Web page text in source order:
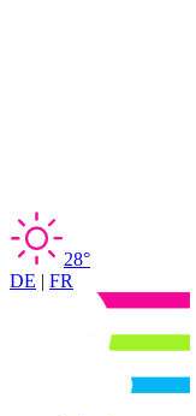
28°
DE | FR